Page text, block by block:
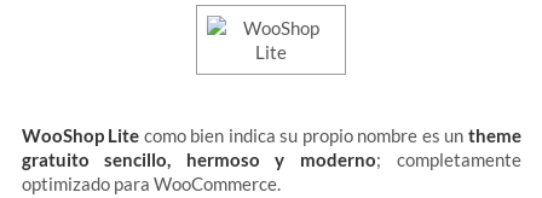
WooShop Lite como bien indica su propio nombre es un theme
gratuito sencillo, hermoso y moderno; completamente
optimizado para WooCommerce.